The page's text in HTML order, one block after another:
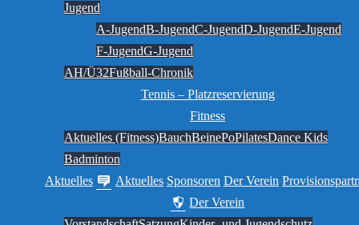
Jugend
A-JugendB-JugendC-JugendD-JugendE-Jugend
F-JugendG-Jugend
AH/Ü32Fußball-Chronik
Tennis – Platzreservierung
Fitness
Aktuelles (Fitness)BauchBeinePoPilatesDance Kids
Badminton
Aktuelles
Aktuelles Sponsoren Der Verein
Der Verein